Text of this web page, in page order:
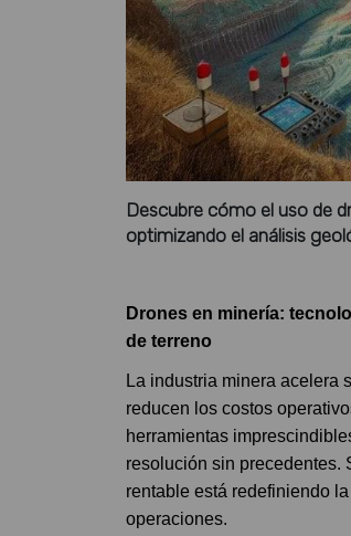
Descubre cómo el uso de
optimizando el análisis
Drones en minería:
de terreno
La industria minera acelera
reducen los costos
herramientas
resolución sin precedentes.
rentable está redefiniendo
operaciones.